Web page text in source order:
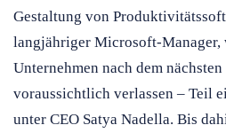
Gestaltung von
langjähriger Microsoft-Manager,
Unternehmen nach dem
voraussichtlich verlassen – Teil
unter CEO Satya Nadella. Bis